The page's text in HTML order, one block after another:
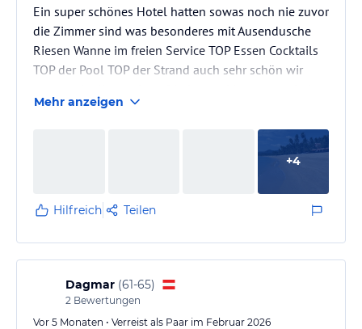
Ein super schönes Hotel hatten sowas noch nie zuvor
die Zimmer sind was besonderes mit Ausendusche
Riesen Wanne im freien Service TOP Essen Cocktails
TOP der Pool TOP der Strand auch sehr schön wir
Mehr anzeigen
+4
Hilfreich Teilen
Dagmar (61-65)
2 Bewertungen
Vor 5 Monaten • Verreist als Paar im Februar 2026